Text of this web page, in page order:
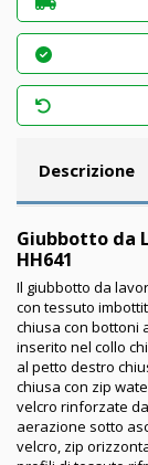
Descrizione
Giubbotto da
HH641
Il giubbotto da
con tessuto
chiusa con bottoni
inserito nel collo
al petto destro
chiusa con zip
velcro rinforzate
aerazione sotto
velcro, zip